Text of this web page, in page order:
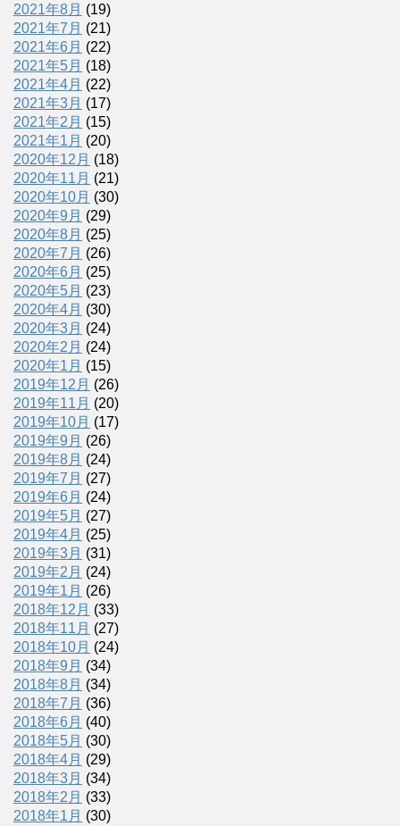
2021年8月 (19)
2021年7月 (21)
2021年6月 (22)
2021年5月 (18)
2021年4月 (22)
2021年3月 (17)
2021年2月 (15)
2021年1月 (20)
2020年12月 (18)
2020年11月 (21)
2020年10月 (30)
2020年9月 (29)
2020年8月 (25)
2020年7月 (26)
2020年6月 (25)
2020年5月 (23)
2020年4月 (30)
2020年3月 (24)
2020年2月 (24)
2020年1月 (15)
2019年12月 (26)
2019年11月 (20)
2019年10月 (17)
2019年9月 (26)
2019年8月 (24)
2019年7月 (27)
2019年6月 (24)
2019年5月 (27)
2019年4月 (25)
2019年3月 (31)
2019年2月 (24)
2019年1月 (26)
2018年12月 (33)
2018年11月 (27)
2018年10月 (24)
2018年9月 (34)
2018年8月 (34)
2018年7月 (36)
2018年6月 (40)
2018年5月 (30)
2018年4月 (29)
2018年3月 (34)
2018年2月 (33)
2018年1月 (30)